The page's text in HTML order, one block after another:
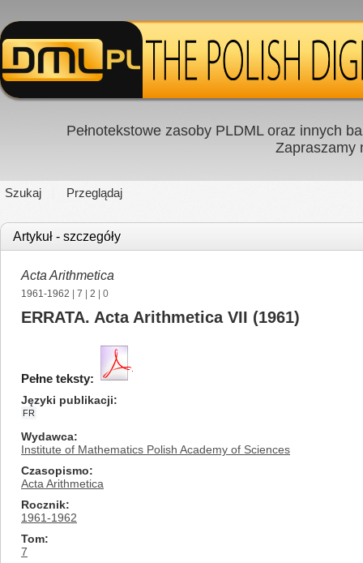
Pełnotekstowe zasoby PLDML oraz innych
Zapraszamy
Szukaj Przeglądaj
Artykuł - szczegóły
Acta Arithmetica
1961-1962 7 2 | 0
ERRATA. Acta Arithmetica VII (1961)
Pełne teksty:
Języki publikacji
FR
Wydawca
Institute of Mathematics Polish Academy of Sciences
Czasopismo
Acta Arithmetica
Rocznik
1961-1962
Tom
7